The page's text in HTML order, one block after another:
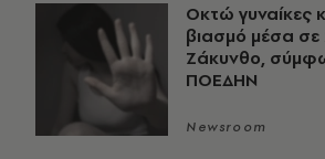
Οκτώ γυναίκες
βιασμό μέσα σε
Ζάκυνθο,
ΠΟΕΔΗΝ
Newsroom